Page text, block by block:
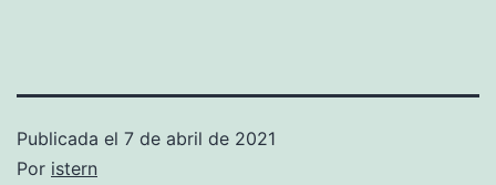
Publicada el 7 de abril de 2021
Por istern